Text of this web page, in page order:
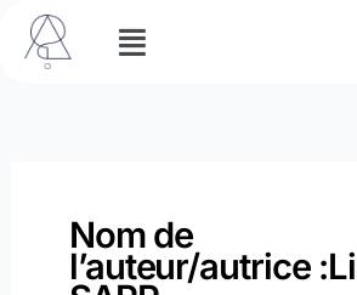
Aller
Menu
Nom de
l’auteur/autrice